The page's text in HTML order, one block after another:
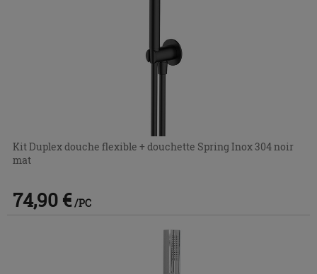
Kit Duplex douche flexible + douchette Spring Inox 304 noir
mat
74,90 € /PC